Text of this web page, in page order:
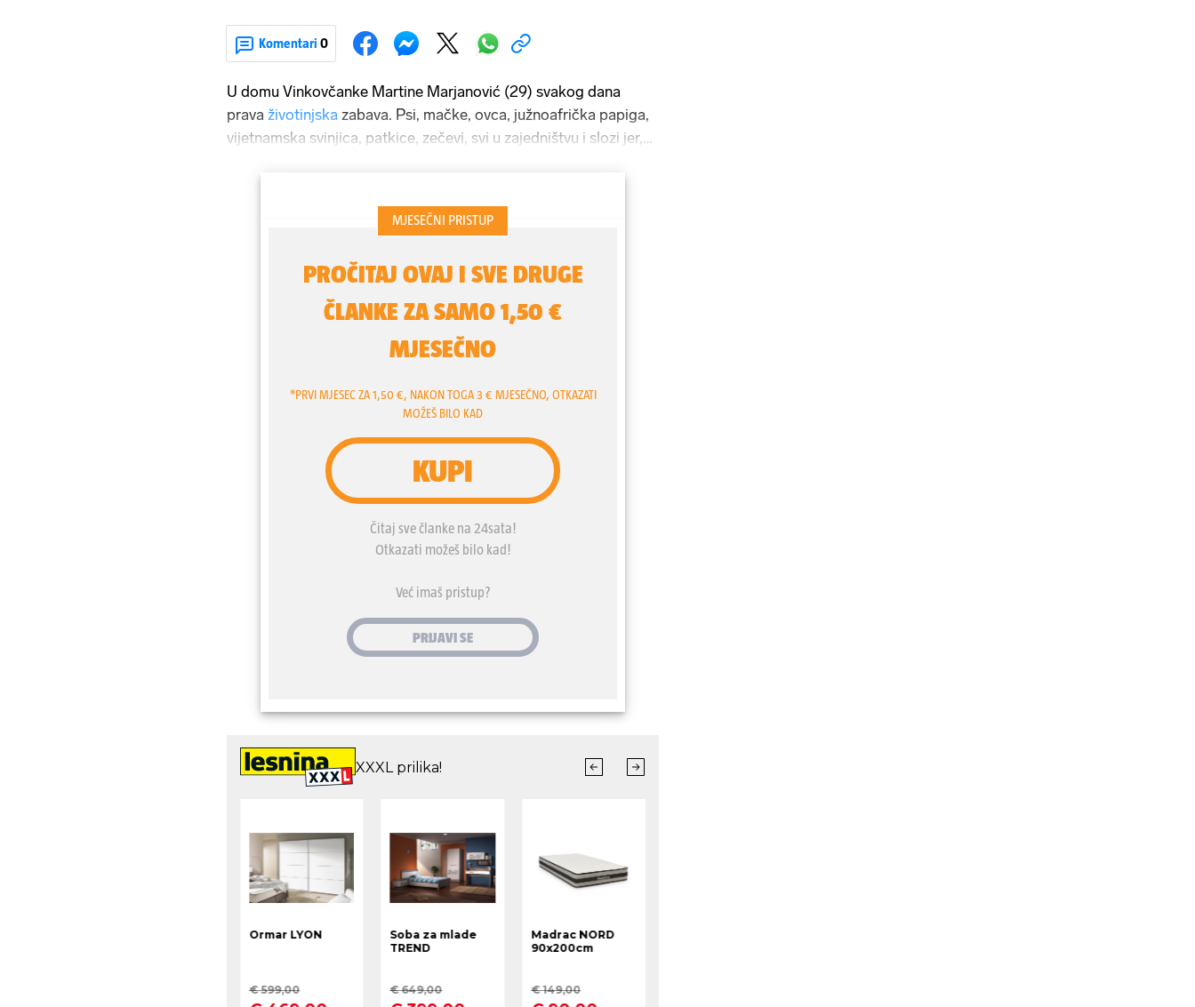
Komentari 0
U domu Vinkovčanke Martine Marjanović (29) svakog dana
prava životinjska zabava. Psi, mačke, ovca, južnoafrička papiga,
vijetnamska svinjica, patkice, zečevi, svi u zajedništvu i slozi jer,
neke su joj ljudi jednostavno ostavili ispred kuće jer nisu znali
kamo sa životinjom. Martinu u Vinkovcima svi znaju kao curu koja
mnogobrojnim tetovažama na tijelu, crvenom kosom i mišićima
koji izazivaju strahopoštovanje. Na njenom profilu piše "Treniram
vaše guzice i vaše pse". I doista se time i bavi.